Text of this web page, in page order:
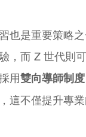
也是重要策略
，而 Z 世代則
用雙向導師制度
這不僅提升專